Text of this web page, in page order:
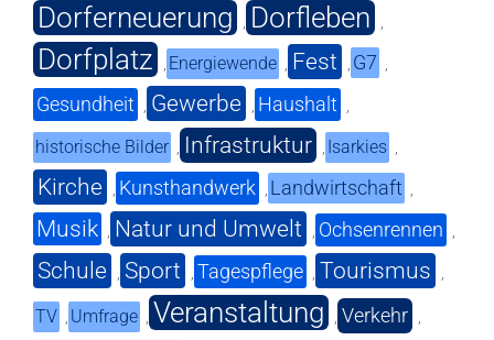
Dorferneuerung , Dorfleben ,
Dorfplatz , Energiewende , Fest , G7 ,
Gesundheit , Gewerbe , Haushalt ,
historische Bilder , Infrastruktur , Isarkies ,
Kirche , Kunsthandwerk , Landwirtschaft ,
Musik , Natur und Umwelt , Ochsenrennen ,
Schule , Sport , Tagespflege , Tourismus ,
TV , Umfrage , Veranstaltung , Verkehr ,